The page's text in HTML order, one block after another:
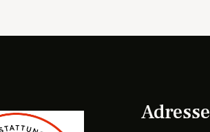
Adresse